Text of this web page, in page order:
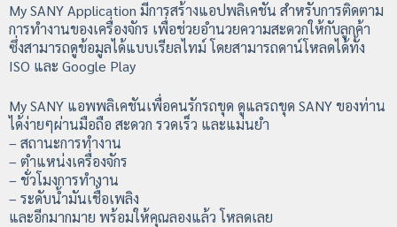
My SANY Application มีการสร้างแอปพลิเคชัน สำหรับการติดตาม
การทำงานของเครื่องจักร เพื่อช่วยอำนวยความสะดวกให้กับลูกค้า
ซึ่งสามารถดูข้อมูลได้แบบเรียลไทม์ โดยสามารถดาน์โหลดได้ทั้ง
ISO และ Google Play
My SANY แอพพลิเคชันเพื่อคนรักรถขุด ดูแลรถขุด SANY ของท่าน
ได้ง่ายๆผ่านมือถือ สะดวก รวดเร็ว และแม่นยำ
– สถานะการทำงาน
– ตำแหน่งเครื่องจักร
– ชั่วโมงการทำงาน
– ระดับน้ำมันเชื้อเพลิง
และอีกมากมาย พร้อมให้คุณลองแล้ว โหลดเลย